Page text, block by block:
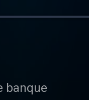
banque